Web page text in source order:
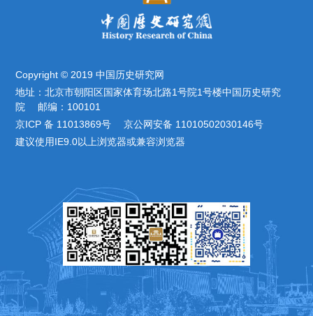
Copyright © 2019 中国历史研究网
地址：北京市朝阳区国家体育场北路1号院1号楼中国历史研究
院 邮编：100101
京ICP 备 11013869号 京公网安备 11010502030146号
建议使用IE9.0以上浏览器或兼容浏览器